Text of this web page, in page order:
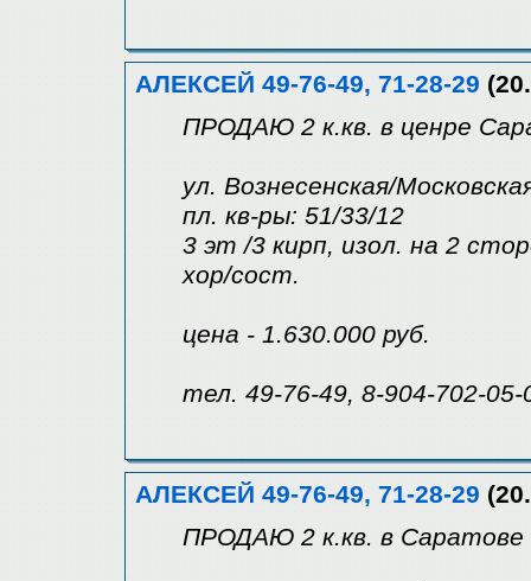
АЛЕКСЕЙ 49-76-49, 71-28-29
ПРОДАЮ 2 к.кв. в ценре
ул. Вознесенская/
пл. кв-ры: 51/33/12
3 эт /3 кирп, изол. на 2
хор/сост.
цена - 1.630.000 руб.
тел. 49-76-49, 8-904-702-05-
АЛЕКСЕЙ 49-76-49, 71-28-29
ПРОДАЮ 2 к.кв. в Саратове